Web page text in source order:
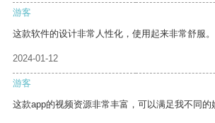
游客
这款软件的设计非常人性化，使用起来非常舒服。
2024-01-12
游客
这款app的视频资源非常丰富，可以满足我不同的